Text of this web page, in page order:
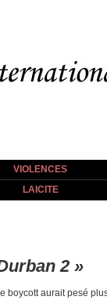
VIOLENCES
LAICITE
2 »
aurait pesé